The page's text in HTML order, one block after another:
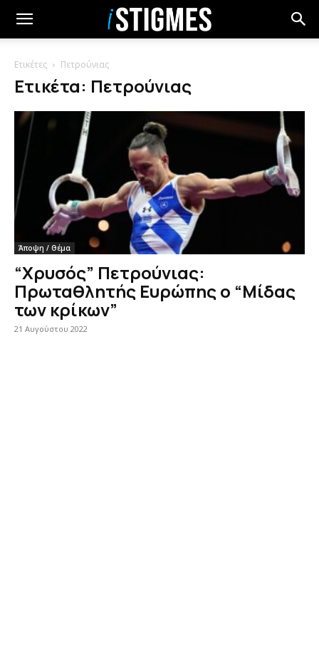
Ετικέτες Πετρούνιας
Ετικέτα: Πετρούνιας
Άποψη / Θέμα
“Χρυσός” Πετρούνιας:
Πρωταθλητής Ευρώπης ο “Μίδας
των κρίκων”
21 Αυγούστου 2022